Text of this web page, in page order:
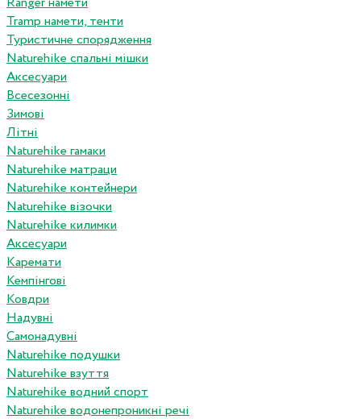
Tramp намети, тенти
Туристичне спорядження
Naturehike спальні мішки
Аксесуари
Всесезонні
Зимові
Літні
Naturehike гамаки
Naturehike матраци
Naturehike контейнери
Naturehike візочки
Naturehike килимки
Аксесуари
Каремати
Кемпінгові
Ковдри
Надувні
Самонадувні
Naturehike подушки
Naturehike взуття
Naturehike водний спорт
Naturehike водонепроникні речі